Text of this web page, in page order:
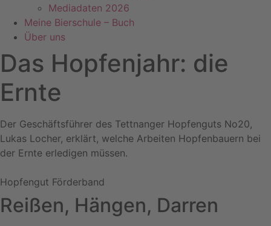
Mediadaten 2026
Meine Bierschule – Buch
Über uns
Das Hopfenjahr: die
Ernte
Der Geschäftsführer des Tettnanger Hopfenguts No20,
Lukas Locher, erklärt, welche Arbeiten Hopfenbauern bei
der Ernte erledigen müssen.
Hopfengut Förderband
Reißen, Hängen, Darren